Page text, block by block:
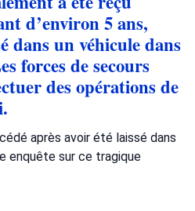
d’environ 5 ans,
dans un véhicule dans
forces de secours
des opérations de
après avoir été laissé dans
enquête sur ce tragique